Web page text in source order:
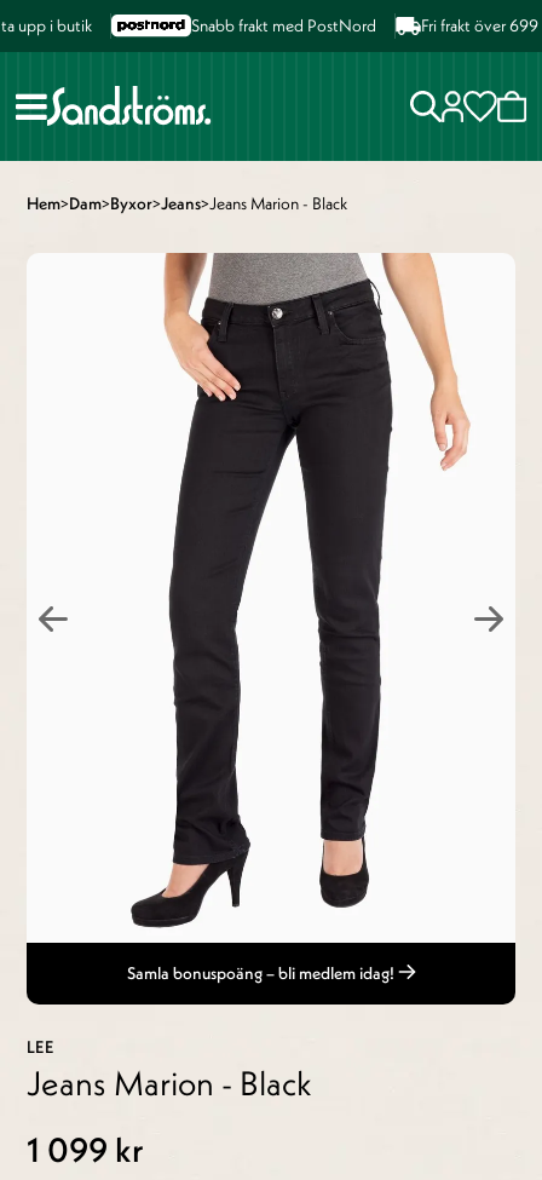
i butik Snabb frakt med PostNord Fri frakt över 699 kr
Hem>Dam>Byxor>Jeans>Jeans Marion - Black
Samla bonuspoäng – bli medlem idag!
LEE
Jeans Marion - Black
1 099 kr